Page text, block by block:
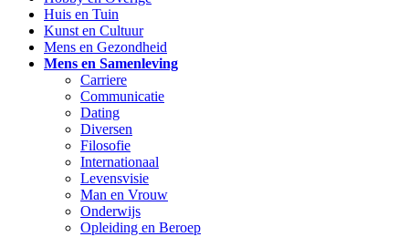
Huis en Tuin
Kunst en Cultuur
Mens en Gezondheid
Mens en Samenleving
Carriere
Communicatie
Dating
Diversen
Filosofie
Internationaal
Levensvisie
Man en Vrouw
Onderwijs
Opleiding en Beroep